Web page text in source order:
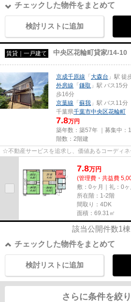
チェックした物件をまとめて
検討リストに追加
賃貸｜一戸建て 中央区花輪町貸家/14-10
京成千原線 「大森台 」駅 徒
外房線 「鎌取 」駅 バス15分
歩16分
京葉線 「蘇我 」駅 バス11
千葉県千葉市中央区花輪町
7.8万円
築年数：築57年 ｜募集中：
階数：2階建
☆不動産サービスを追求し、価値あるコーディ
7.8万円
(管理費・共益費
敷：0ヶ月｜礼：0ヶ
所在階：1-2階
間取り：4DK
面積：69.31㎡
該当公開件数1
チェックした物件をまとめて
検討リストに追加
さらに条件を絞